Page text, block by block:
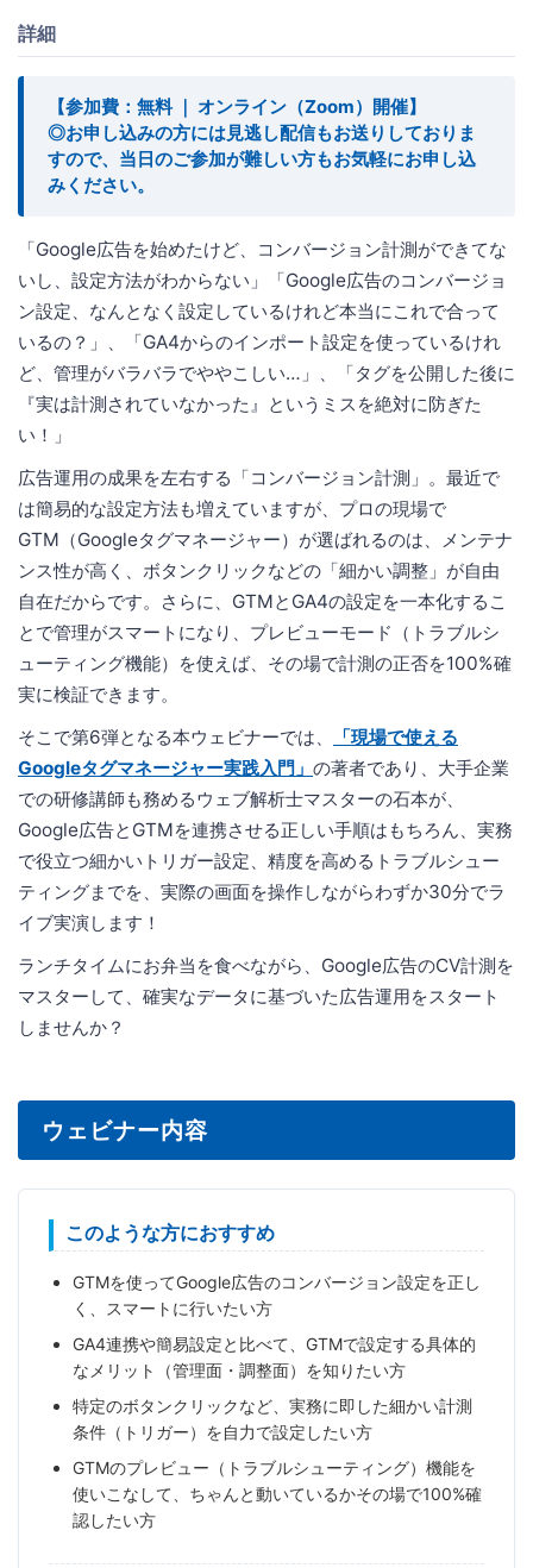
詳細
【参加費：無料 ｜ オンライン（Zoom）開催】
◎お申し込みの方には見逃し配信もお送りしておりま
すので、当日のご参加が難しい方もお気軽にお申し込
みください。
「Google広告を始めたけど、コンバージョン計測ができてな
いし、設定方法がわからない」「Google広告のコンバージョ
ン設定、なんとなく設定しているけれど本当にこれで合って
いるの？」、「GA4からのインポート設定を使っているけれ
ど、管理がバラバラでややこしい…」、「タグを公開した後に
『実は計測されていなかった』というミスを絶対に防ぎた
い！」
広告運用の成果を左右する「コンバージョン計測」。最近で
は簡易的な設定方法も増えていますが、プロの現場で
GTM（Googleタグマネージャー）が選ばれるのは、メンテナ
ンス性が高く、ボタンクリックなどの「細かい調整」が自由
自在だからです。さらに、GTMとGA4の設定を一本化するこ
とで管理がスマートになり、プレビューモード（トラブルシ
ューティング機能）を使えば、その場で計測の正否を100%確
実に検証できます。
そこで第6弾となる本ウェビナーでは、
「現場で使える
Googleタグマネージャー実践入門」 の著者であり、大手企業
での研修講師も務めるウェブ解析士マスターの石本が、
Google広告とGTMを連携させる正しい手順はもちろん、実務
で役立つ細かいトリガー設定、精度を高めるトラブルシュー
ティングまでを、実際の画面を操作しながらわずか30分でラ
イブ実演します！
ランチタイムにお弁当を食べながら、Google広告のCV計測を
マスターして、確実なデータに基づいた広告運用をスタート
しませんか？
ウェビナー内容
このような方におすすめ
GTMを使ってGoogle広告のコンバージョン設定を正し
く、スマートに行いたい方
GA4連携や簡易設定と比べて、GTMで設定する具体的
なメリット（管理面・調整面）を知りたい方
特定のボタンクリックなど、実務に即した細かい計測
条件（トリガー）を自力で設定したい方
GTMのプレビュー（トラブルシューティング）機能を
使いこなして、ちゃんと動いているかその場で100%確
認したい方